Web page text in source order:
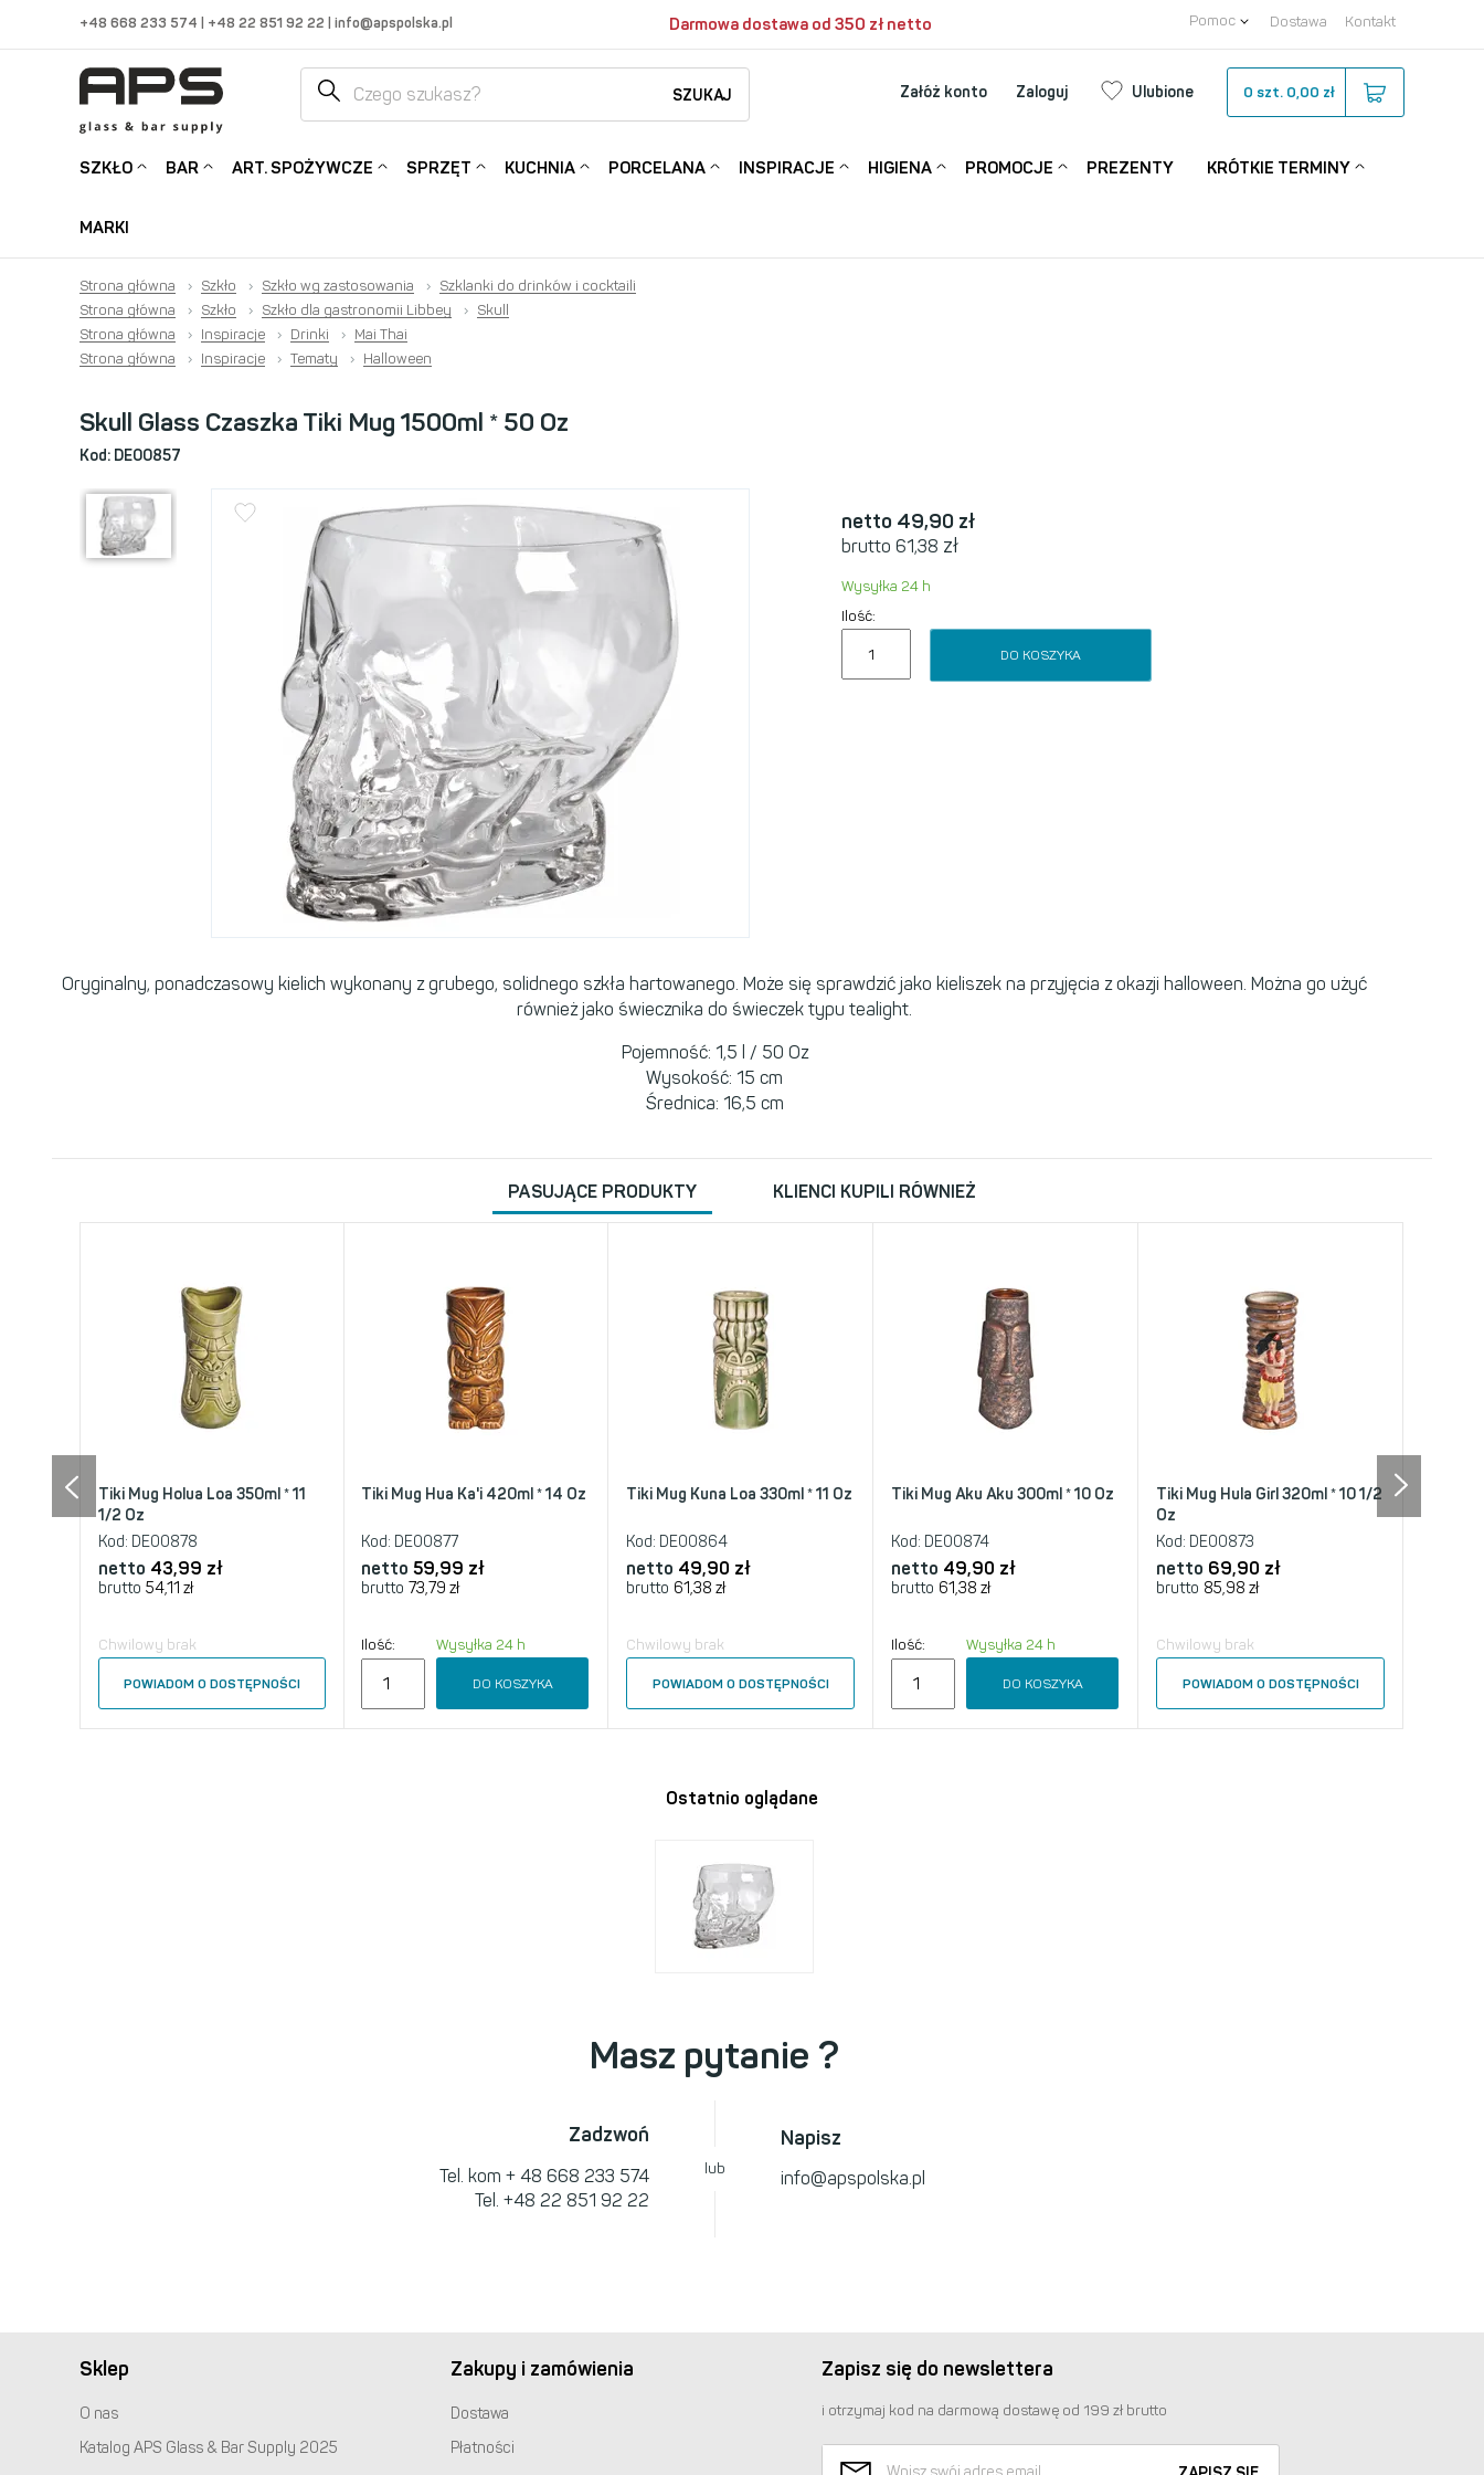
+48 668 233 574 | +48 22 851 92 22 | info@apspolska.pl Darmowa dostawa od 350 zł netto Pomoc Dostawa Kontakt
SZUKAJ Załóż konto Zaloguj Ulubione 0 szt. 0,00 zł
SZKŁO BAR ART. SPOŻYWCZE SPRZĘT KUCHNIA PORCELANA INSPIRACJE HIGIENA PROMOCJE PREZENTY KRÓTKIE TERMINY
MARKI
Strona główna › Szkło › Szkło wg zastosowania › Szklanki do drinków i cocktaili
Strona główna
› Szkło › Szkło dla gastronomii Libbey › Skull
Strona główna
› Inspiracje › Drinki › Mai Thai
Strona główna
› Inspiracje › Tematy › Halloween
Skull Glass Czaszka Tiki Mug 1500ml * 50 Oz
Kod: DE00857
netto 49,90 zł
brutto 61,38 zł
Wysyłka 24 h
Ilość:
DO KOSZYKA
Oryginalny, ponadczasowy kielich wykonany z grubego, solidnego szkła hartowanego. Może się sprawdzić jako kieliszek na przyjęcia z okazji halloween. Można go użyć
również jako świecznika do świeczek typu tealight.
Pojemność: 1,5 l / 50 Oz
Wysokość: 15 cm
Średnica: 16,5 cm
PASUJĄCE PRODUKTY KLIENCI KUPILI RÓWNIEŻ
Tiki Mug Holua Loa 350ml * 11
1/2 Oz
Kod: DE00878
netto 43,99 zł
brutto 54,11 zł
Chwilowy brak
POWIADOM O DOSTĘPNOŚCI
Tiki Mug Hua Ka'i 420ml * 14 Oz
Kod: DE00877
netto 59,99 zł
brutto 73,79 zł
Ilość: Wysyłka 24 h
DO KOSZYKA
Tiki Mug Kuna Loa 330ml * 11 Oz
Kod: DE00864
netto 49,90 zł
brutto 61,38 zł
Chwilowy brak
POWIADOM O DOSTĘPNOŚCI
Tiki Mug Aku Aku 300ml * 10 Oz
Kod: DE00874
netto 49,90 zł
brutto 61,38 zł
Ilość: Wysyłka 24 h
DO KOSZYKA
Tiki Mug Hula Girl 320ml * 10 1/2
Oz
Kod: DE00873
netto 69,90 zł
brutto 85,98 zł
Chwilowy brak
POWIADOM O DOSTĘPNOŚCI
Ostatnio oglądane
Masz pytanie ?
Zadzwoń
Tel. kom + 48 668 233 574
Tel. +48 22 851 92 22
lub
Napisz
info@apspolska.pl
Sklep
O nas
Katalog APS Glass & Bar Supply 2025
Zakupy i zamówienia
Dostawa
Płatności
Zapisz się do newslettera
i otrzymaj kod na darmową dostawę od 199 zł brutto